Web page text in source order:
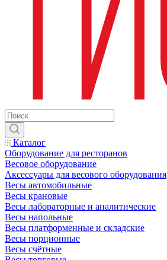
Каталог
Оборудование для ресторанов
Весовое оборудование
Аксессуары для весового оборудования
Весы автомобильные
Весы крановые
Весы лабораторные и аналитические
Весы напольные
Весы платформенные и складские
Весы порционные
Весы счётные